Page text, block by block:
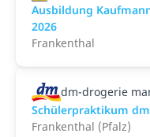
Ausbildung
2026
Frankenthal
dm-drogerie
Schülerpraktikum
Frankenthal (Pfalz)